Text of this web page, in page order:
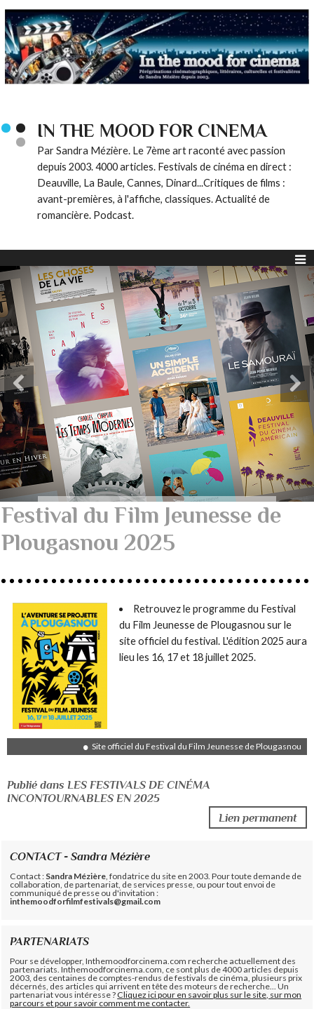
IN THE MOOD FOR CINEMA
Par Sandra Mézière. Le 7ème art raconté avec passion
depuis 2003. 4000 articles. Festivals de cinéma en direct :
Deauville, La Baule, Cannes, Dinard...Critiques de films :
avant-premières, à l'affiche, classiques. Actualité de
romancière. Podcast.
Festival du Film Jeunesse de
Plougasnou 2025
Retrouvez le programme du Festival
du Film Jeunesse de Plougasnou sur le
site officiel du festival. L'édition 2025 aura
lieu les 16, 17 et 18 juillet 2025.
Site officiel du Festival du Film Jeunesse de Plougasnou
Publié dans LES FESTIVALS DE CINÉMA
INCONTOURNABLES EN 2025
Lien permanent
CONTACT - Sandra Mézière
Contact : Sandra Mézière , fondatrice du site en 2003. Pour toute demande de
collaboration, de partenariat, de services presse, ou pour tout envoi de
communiqué de presse ou d'invitation :
inthemoodforfilmfestivals@gmail.com
PARTENARIATS
Pour se développer, Inthemoodforcinema.com recherche actuellement des
partenariats. Inthemoodforcinema.com, ce sont plus de 4000 articles depuis
2003, des centaines de comptes-rendus de festivals de cinéma, plusieurs prix
décernés, des articles qui arrivent en tête des moteurs de recherche... Un
partenariat vous intéresse ?Cliquez ici pour en savoir plus sur le site, sur mon
parcours et pour savoir comment me contacter.